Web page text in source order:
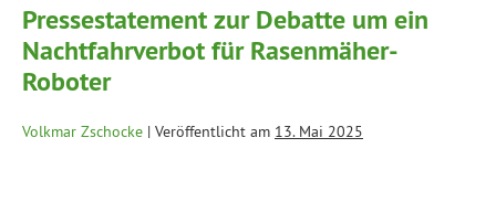
Pressestatement zur Debatte um ein
Nachtfahrverbot für Rasenmäher-
Roboter
Volkmar Zschocke | Veröffentlicht am 13. Mai 2025